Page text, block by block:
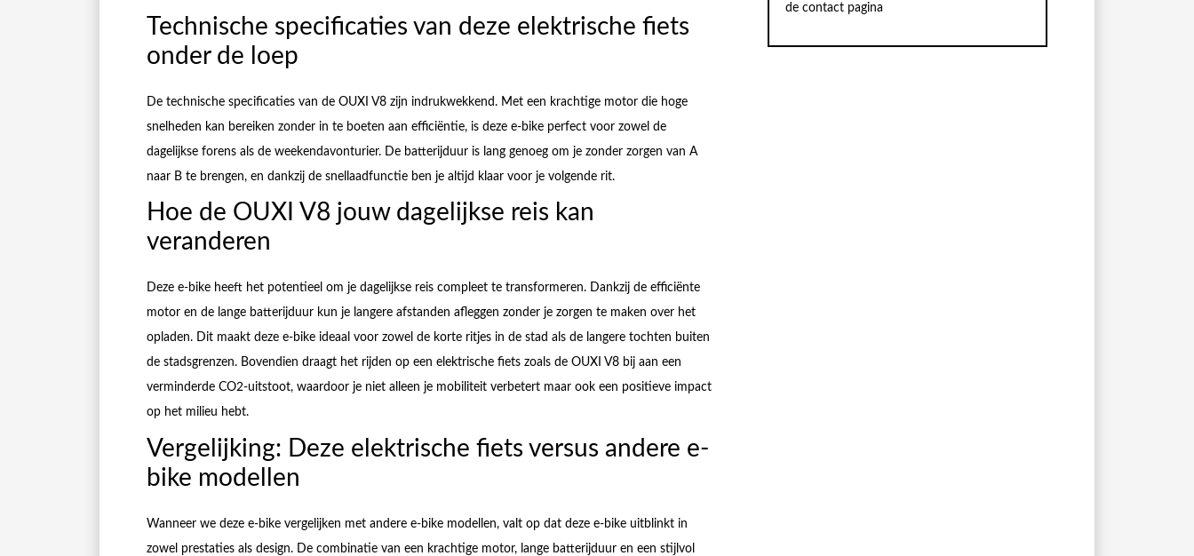
Technische specificaties van deze elektrische fiets
onder de loep
De technische specificaties van de OUXI V8 zijn indrukwekkend. Met een krachtige motor die hoge
snelheden kan bereiken zonder in te boeten aan efficiëntie, is deze e-bike perfect voor zowel de
dagelijkse forens als de weekendavonturier. De batterijduur is lang genoeg om je zonder zorgen van A
naar B te brengen, en dankzij de snellaadfunctie ben je altijd klaar voor je volgende rit.
Hoe de OUXI V8 jouw dagelijkse reis kan
veranderen
Deze e-bike heeft het potentieel om je dagelijkse reis compleet te transformeren. Dankzij de efficiënte
motor en de lange batterijduur kun je langere afstanden afleggen zonder je zorgen te maken over het
opladen. Dit maakt deze e-bike ideaal voor zowel de korte ritjes in de stad als de langere tochten buiten
de stadsgrenzen. Bovendien draagt het rijden op een elektrische fiets zoals de OUXI V8 bij aan een
verminderde CO2-uitstoot, waardoor je niet alleen je mobiliteit verbetert maar ook een positieve impact
op het milieu hebt.
Vergelijking: Deze elektrische fiets versus andere e-
bike modellen
Wanneer we deze e-bike vergelijken met andere e-bike modellen, valt op dat deze e-bike uitblinkt in
zowel prestaties als design. De combinatie van een krachtige motor, lange batterijduur en een stijlvol
de contact pagina